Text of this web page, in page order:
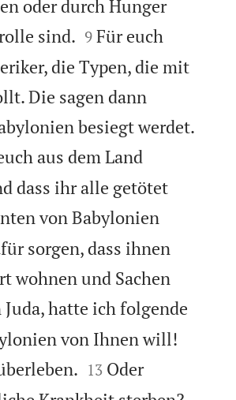
oder durch Hunger
sind.
9 Für euch
die Typen, die mit
Die sagen dann
besiegt werdet.
aus dem Land
dass ihr alle getötet
von Babylonien
sorgen, dass ihnen
wohnen und Sachen
hatte ich folgende
von Ihnen will!

13 Oder